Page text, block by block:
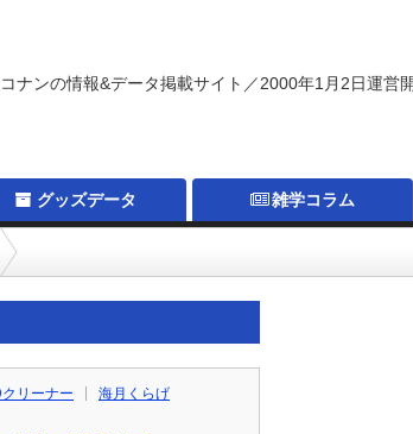
ナンの情報&データ掲載サイト／2000年1月2日運営
グッズデータ 雑学コラム
クリーナー 海月くらげ